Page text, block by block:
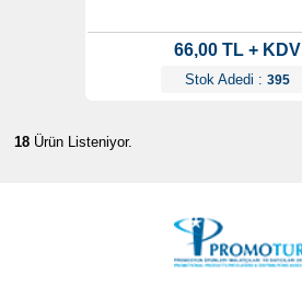
66,00 TL + KDV
Stok Adedi : 395
18Ürün Listeniyor.